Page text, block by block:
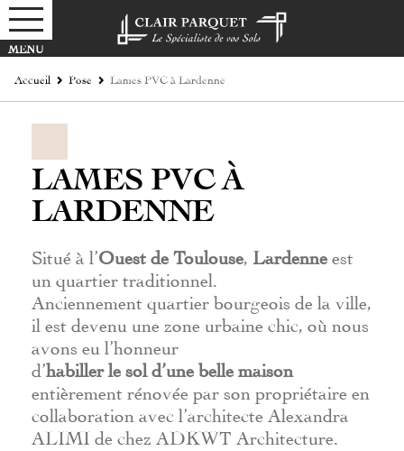
Accueil Pose Lames PVC à Lardenne
LAMES PVC À
LARDENNE
Situé à l’ Ouest de Toulouse Lardenne est
un quartier traditionnel.
Anciennement quartier bourgeois de la ville,
il est devenu une zone urbaine chic, où nous
avons eu l’honneur
d’ habiller le sol d’une belle maison
entièrement rénovée par son propriétaire en
collaboration avec l’architecte Alexandra
ALIMI de chez ADKWT Architecture.